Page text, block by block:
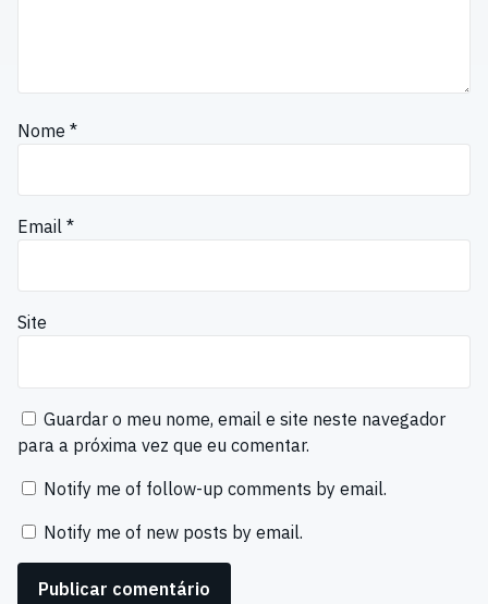
Nome *
Email *
Site
Guardar o meu nome, email e site neste navegador
para a próxima vez que eu comentar.
Notify me of follow-up comments by email.
Notify me of new posts by email.